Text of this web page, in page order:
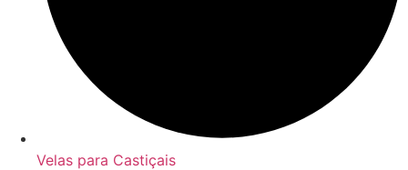
Velas para Castiçais